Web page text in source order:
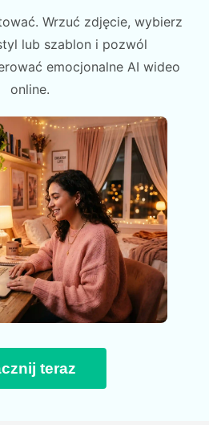
Wrzuć zdjęcie, wybierz
lub szablon i pozwól
emocjonalne AI wideo
online.
teraz